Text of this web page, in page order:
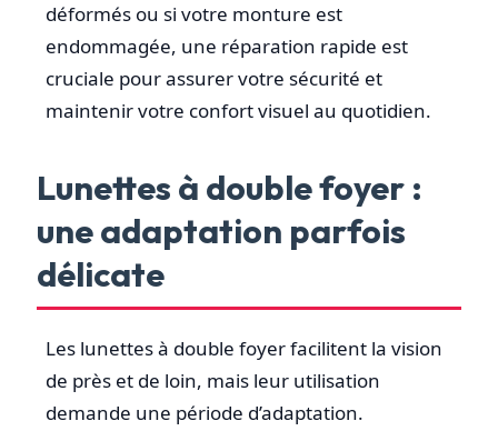
déformés ou si votre monture est
endommagée, une réparation rapide est
cruciale pour assurer votre sécurité et
maintenir votre confort visuel au quotidien.
Lunettes à double foyer :
une adaptation parfois
délicate
Les lunettes à double foyer facilitent la vision
de près et de loin, mais leur utilisation
demande une période d’adaptation.